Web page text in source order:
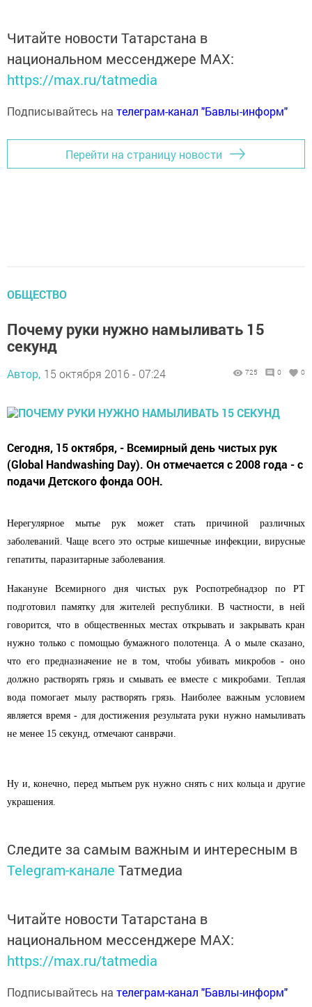
Читайте новости Татарстана в
национальном мессенджере MАХ:
https://max.ru/tatmedia
Подписывайтесь на телеграм-канал "Бавлы-информ"
Перейти на страницу новости
ОБЩЕСТВО
Почему руки нужно намыливать 15
секунд
Автор, 15 октября 2016 - 07:24 725 0 0
Сегодня, 15 октября, - Всемирный день чистых рук
(Global Handwashing Day). Он отмечается с 2008 года - с
подачи Детского фонда ООН.
Нерегулярное мытье рук может стать причиной различных
заболеваний. Чаще всего это острые кишечные инфекции, вирусные
гепатиты, паразитарные заболевания.
Накануне Всемирного дня чистых рук Роспотребнадзор по РТ
подготовил памятку для жителей республики. В частности, в ней
говорится, что в общественных местах открывать и закрывать кран
нужно только с помощью бумажного полотенца. А о мыле сказано,
что его предназначение не в том, чтобы убивать микробов - оно
должно растворять грязь и смывать ее вместе с микробами. Теплая
вода помогает мылу растворять грязь. Наиболее важным условием
является время - для достижения результата руки нужно намыливать
не менее 15 секунд, отмечают санврачи.
Ну и, конечно, перед мытьем рук нужно снять с них кольца и другие
украшения.
Следите за самым важным и интересным в
Telegram-канале Татмедиа
Читайте новости Татарстана в
национальном мессенджере MАХ:
https://max.ru/tatmedia
Подписывайтесь на телеграм-канал "Бавлы-информ"